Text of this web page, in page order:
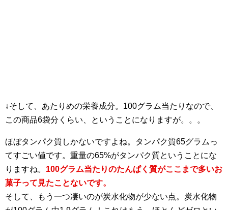
↓そして、あたりめの栄養成分。100グラム当たりなので、
この商品6袋分くらい、ということになりますが。。。
ほぼタンパク質しかないですよね。タンパク質65グラムっ
てすごい値です。重量の65%がタンパク質ということにな
りますね。 100グラム当たりのたんぱく質がここまで多いお
菓子って見たことないです。
そして、もう一つ凄いのが炭水化物が少ない点。炭水化物